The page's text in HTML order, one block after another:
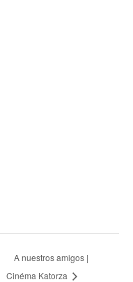
A nuestros amigos |
Cinéma Katorza